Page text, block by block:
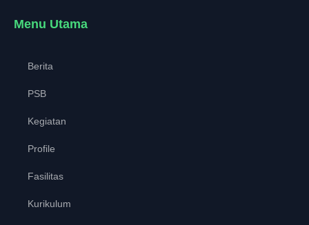
Menu Utama
Berita
PSB
Kegiatan
Profile
Fasilitas
Kurikulum